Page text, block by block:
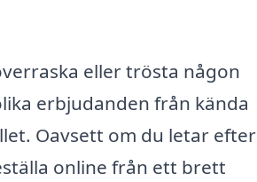
eller trösta någon
erbjudanden från kända
Oavsett om du letar efter
online från ett brett